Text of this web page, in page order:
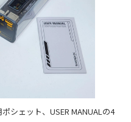
シェット、USER MANUALの4